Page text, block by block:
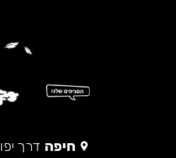
חיפה דרך יפו 33